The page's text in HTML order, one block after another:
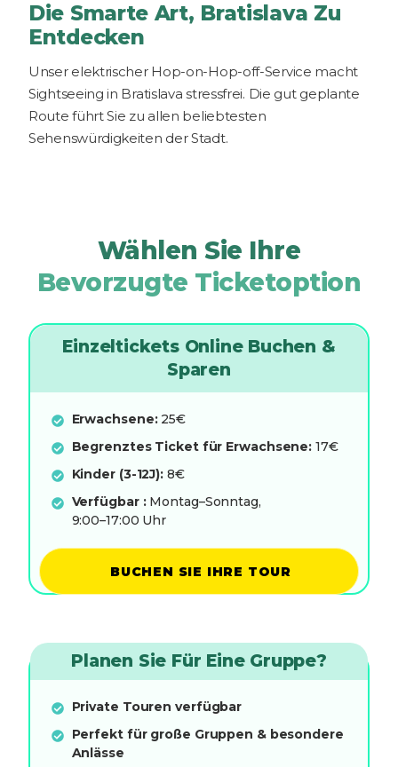
Die Smarte Art, Bratislava Zu
Entdecken
Unser elektrischer Hop-on-Hop-off-Service macht
Sightseeing in Bratislava stressfrei. Die gut geplante
Route führt Sie zu allen beliebtesten
Sehenswürdigkeiten der Stadt.
Wählen Sie Ihre
Bevorzugte Ticketoption
Einzeltickets Online Buchen &
Sparen
Erwachsene: 25€
Begrenztes Ticket für Erwachsene:17€
Kinder (3-12J): 8€
Verfügbar :Montag–Sonntag,
9:00–17:00 Uhr
BUCHEN SIE IHRE TOUR
Planen Sie Für Eine Gruppe?
Private Touren verfügbar
Perfekt für große Gruppen & besondere
Anlässe